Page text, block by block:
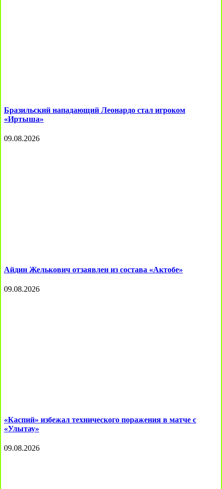
Бразильский нападающий Леонардо стал игроком
«Иртыша»
09.08.2026
Айдин Желькович отзаявлен из состава «Актобе»
09.08.2026
«Каспий» избежал технического поражения в матче с
«Улытау»
09.08.2026